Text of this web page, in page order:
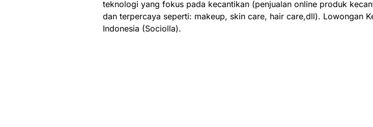
teknologi yang fokus pada kecantikan (penjualan online produk
dan terpercaya seperti: makeup, skin care, hair care,dll). Lowongan
Indonesia (Sociolla).